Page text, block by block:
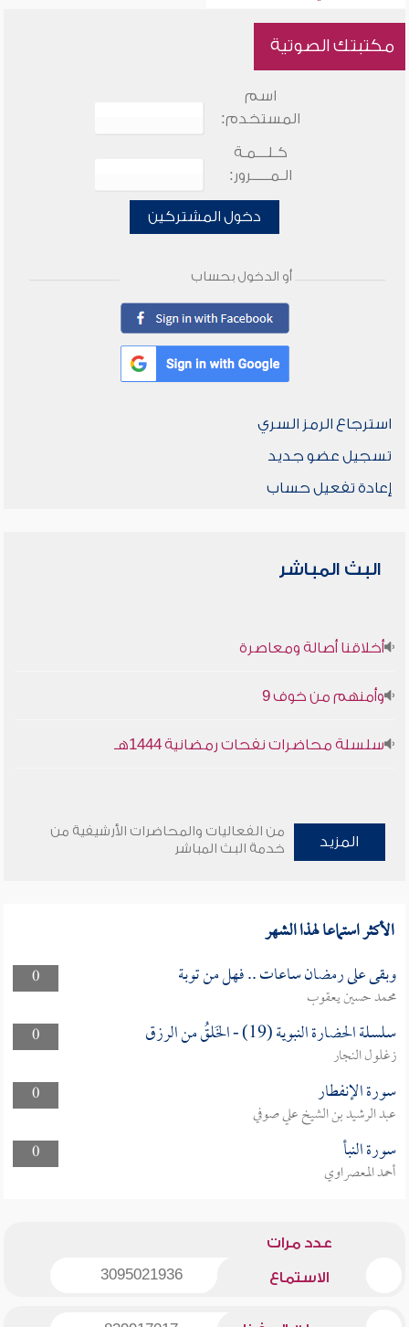
مكتبتك الصوتية
اسم
المستخدم:
كـلـــمـة
الـمـــــرور:
دخول المشتركين
أو الدخول بحساب
استرجاع الرمز السري
تسجيل عضو جديد
إعادة تفعيل حساب
البث المباشر
أخلاقنا أصالة ومعاصرة
وأمنهم من خوف 9
سلسلة محاضرات نفحات رمضانية 1444هـ
المزيد
من الفعاليات والمحاضرات الأرشيفية من
خدمة البث المباشر
الأكثر استماعا لهذا الشهر
0 وبقى على رمضان ساعات .. فهل من توبة
محمد حسين يعقوب
0
سلسلة الحضارة النبوية (19) - الخَلقُ من الرزق
زغلول النجار
0
سورة الإنفطار
عبد الرشيد بن الشيخ علي صوفي
0
سورة النبأ
أحمد المعصراوي
عدد مرات
الاستماع 3095021936